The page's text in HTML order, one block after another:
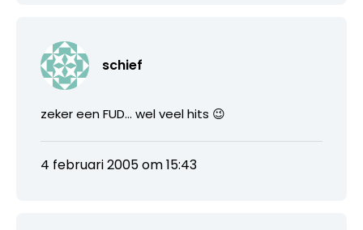
schief
zeker een FUD… wel veel hits 😉
4 februari 2005 om 15:43